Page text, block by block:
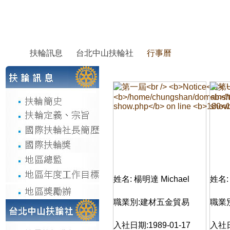
扶輪訊息 台北中山扶輪社 行事曆
姓名: 楊明達 Michael
職業別:建材五金貿易
入社日期:1989-01-17
姓名
職業
入社